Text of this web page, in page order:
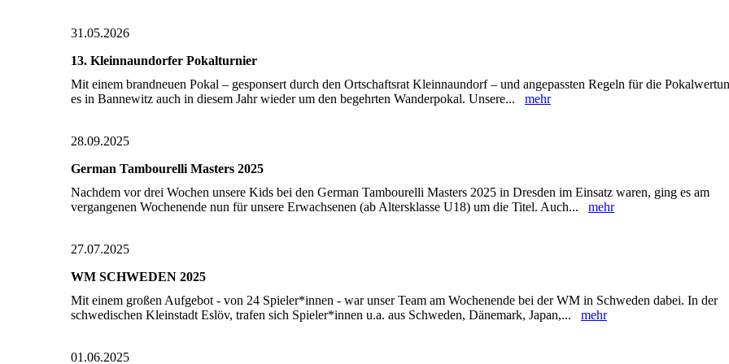
31.05.2026
13. Kleinnaundorfer Pokalturnier
Mit einem brandneuen Pokal – gesponsert durch den Ortschaftsrat Kleinnaundorf – und angepassten Regeln für die
es in Bannewitz auch in diesem Jahr wieder um den begehrten Wanderpokal. Unsere... mehr
28.09.2025
German Tambourelli Masters 2025
Nachdem vor drei Wochen unsere Kids bei den German Tambourelli Masters 2025 in Dresden im Einsatz waren, ging es am
vergangenen Wochenende nun für unsere Erwachsenen (ab Altersklasse U18) um die Titel. Auch... mehr
27.07.2025
WM SCHWEDEN 2025
Mit einem großen Aufgebot - von 24 Spieler*innen - war unser Team am Wochenende bei der WM in Schweden dabei. In der
schwedischen Kleinstadt Eslöv, trafen sich Spieler*innen u.a. aus Schweden, Dänemark, Japan,... mehr
01.06.2025